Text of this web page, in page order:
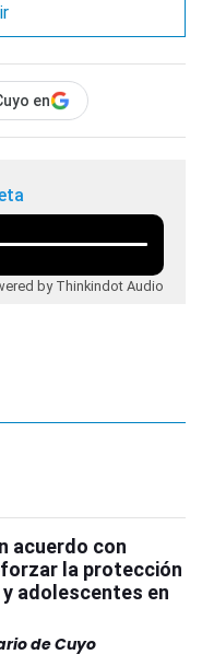
en
by Thinkindot Audio
acuerdo con
la protección
adolescentes en
de Cuyo